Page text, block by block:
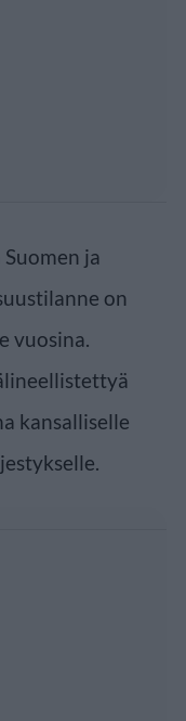
ja
on
vuosina.
kansalliselle